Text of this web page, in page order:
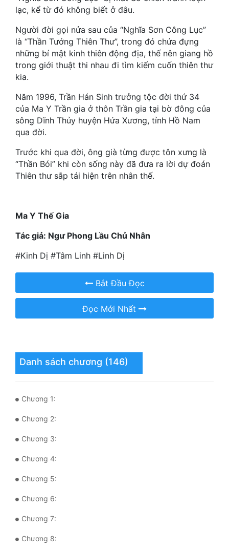
Kỳ Huyễn
Kỳ Ảo
Linh Dị
Làm Giàu
Lịch Sử
Mưu Mô
Mạt Thế
Mỹ Thực
Ngôn Tình
Nữ Cường
Nữ Phụ
Phong Thủy - Tâm Linh
Phản Phái
Quan Trường
Sảng Văn
Sủng
Thanh Xuân
Tiên Hiệp
Tiểu Thuyết
Trinh Thám
Triều Đấu
Trùng Sinh
Trọng Sinh
lạc, kể từ đó không biết ở đâu.
Người đời gọi nửa sau của “Nghĩa Sơn Công Lục”
là “Thần Tướng Thiên Thư”, trong đó chứa đựng
những bí mật kinh thiên động địa, thế nên giang hồ
trong giới thuật thi nhau đi tìm kiếm cuốn thiên thư
kia.
Năm 1996, Trần Hán Sinh trưởng tộc đời thứ 34
của Ma Y Trần gia ở thôn Trần gia tại bờ đông của
sông Dĩnh Thủy huyện Hứa Xương, tỉnh Hồ Nam
qua đời.
Trước khi qua đời, ông già từng được tôn xưng là
“Thần Bói” khi còn sống này đã đưa ra lời dự đoán
Thiên thư sắp tái hiện trên nhân thế.
Ma Y Thế Gia
Tác giả: Ngư Phong Lầu Chủ Nhân
#Kinh Dị #Tâm Linh #Linh Dị
Bắt Đầu Đọc
Đọc Mới Nhất
Danh sách chương (146)
Chương 1:
Chương 2:
Chương 3:
Chương 4:
Chương 5:
Chương 6:
Chương 7:
Chương 8: